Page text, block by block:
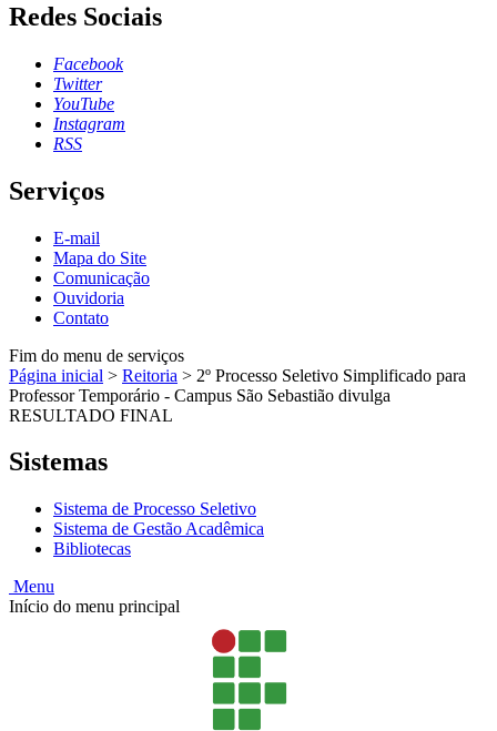
Redes Sociais
Facebook
Twitter
YouTube
Instagram
RSS
Serviços
E-mail
Mapa do Site
Comunicação
Ouvidoria
Contato
Fim do menu de serviços
Página inicial > Reitoria > 2º Processo Seletivo Simplificado para
Professor Temporário - Campus São Sebastião divulga
RESULTADO FINAL
Sistemas
Sistema de Processo Seletivo
Sistema de Gestão Acadêmica
Bibliotecas
Menu
Início do menu principal